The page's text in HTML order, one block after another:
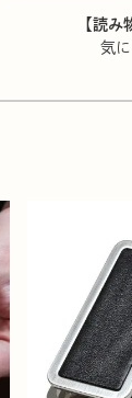
【読み
気